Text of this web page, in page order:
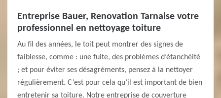
Entreprise Bauer, Renovation Tarnaise votre
professionnel en nettoyage toiture
Au fil des années, le toit peut montrer des signes de
faiblesse, comme : une fuite, des problèmes d’étanchéité
; et pour éviter ses désagréments, pensez à la nettoyer
régulièrement. C’est pour cela qu’il est important de bien
entretenir sa toiture. Notre entreprise de couverture